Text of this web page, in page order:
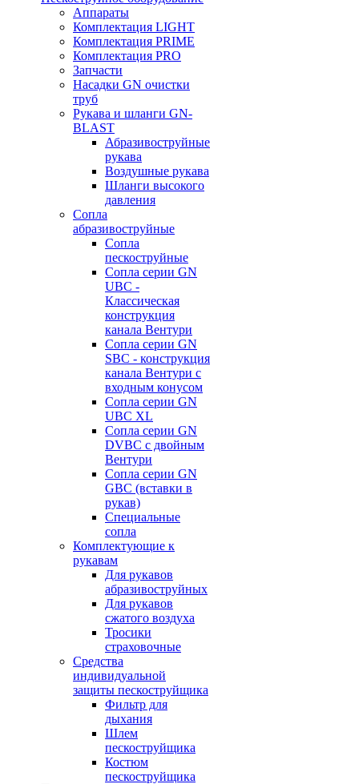
Аппараты
Комплектация LIGHT
Комплектация PRIME
Комплектация PRO
Запчасти
Насадки GN очистки
труб
Рукава и шланги GN-
BLAST
Абразивоструйные
рукава
Воздушные рукава
Шланги высокого
давления
Сопла
абразивоструйные
Сопла
пескоструйные
Сопла серии GN
UBC -
Классическая
конструкция
канала Вентури
Сопла серии GN
SBC - конструкция
канала Вентури c
входным конусом
Сопла серии GN
UBC XL
Сопла серии GN
DVBC с двойным
Вентури
Сопла серии GN
GBC (вставки в
рукав)
Специальные
сопла
Комплектующие к
рукавам
Для рукавов
абразивоструйных
Для рукавов
сжатого воздуха
Тросики
страховочные
Средства
индивидуальной
защиты пескоструйщика
Фильтр для
дыхания
Шлем
пескоструйщика
Костюм
пескоструйщика